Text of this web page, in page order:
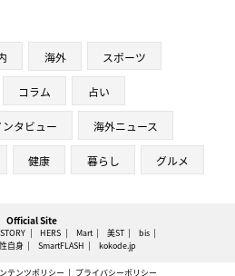
海外 スポーツ
コラム 占い
ンタビュー 海外ニュース
健康 暮らし グルメ
Official Site
STORY HERS Mart 美ST
bis
自身 SmartFLASH kokode.jp
テンツポリシー プライバシーポリシー